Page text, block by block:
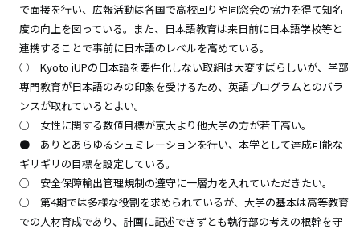
で面接を行い、広報活動は各国で高校回りや同窓会の協力を得て知名
度の向上を図っている。また、日本語教育は来日前に日本語学校等と
連携することで事前に日本語のレベルを高めている。
○ Kyoto iUPの日本語を要件化しない取組は大変すばらしいが、学部
専門教育が日本語のみの印象を受けるため、英語プログラムとのバラ
ンスが取れているとよい。
○ 女性に関する数値目標が京大より他大学の方が若干高い。
● ありとあらゆるシュミレーションを行い、本学として達成可能な
ギリギリの目標を設定している。
○ 安全保障輸出管理規制の遵守に一層力を入れていただきたい。
○ 第4期では多様な役割を求められているが、大学の基本は高等教育
での人材育成であり、計画に記述できずとも執行部の考えの根幹を守